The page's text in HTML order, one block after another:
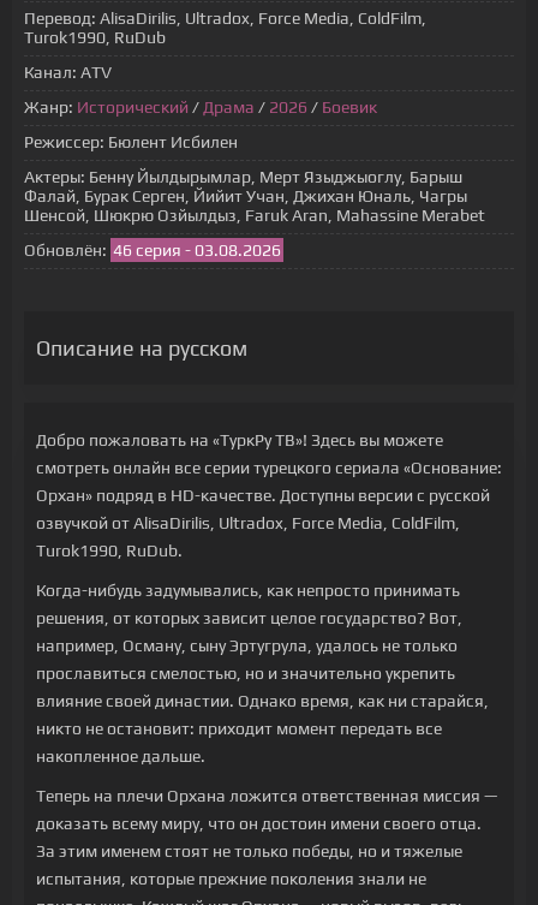
Перевод: AlisaDirilis, Ultradox, Force Media, ColdFilm,
Turok1990, RuDub
Канал: ATV
Жанр: Исторический / Драма / 2026 / Боевик
Режиссер: Бюлент Исбилен
Актеры: Бенну Йылдырымлар, Мерт Языджыоглу, Барыш
Фалай, Бурак Серген, Йийит Учан, Джихан Юналь, Чагры
Шенсой, Шюкрю Озйылдыз, Faruk Aran, Mahassine Merabet
Обновлён: 46 серия - 03.08.2026
Описание на русском
Добро пожаловать на «ТуркРу ТВ»! Здесь вы можете
смотреть онлайн все серии турецкого сериала «Основание:
Орхан» подряд в HD-качестве. Доступны версии с русской
озвучкой от AlisaDirilis, Ultradox, Force Media, ColdFilm,
Turok1990, RuDub.
Когда-нибудь задумывались, как непросто принимать
решения, от которых зависит целое государство? Вот,
например, Осману, сыну Эртугрула, удалось не только
прославиться смелостью, но и значительно укрепить
влияние своей династии. Однако время, как ни старайся,
никто не остановит: приходит момент передать все
накопленное дальше.
Теперь на плечи Орхана ложится ответственная миссия —
доказать всему миру, что он достоин имени своего отца.
За этим именем стоят не только победы, но и тяжелые
испытания, которые прежние поколения знали не